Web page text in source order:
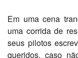
Em uma cena
uma corrida de
seus pilotos
queridos, caso